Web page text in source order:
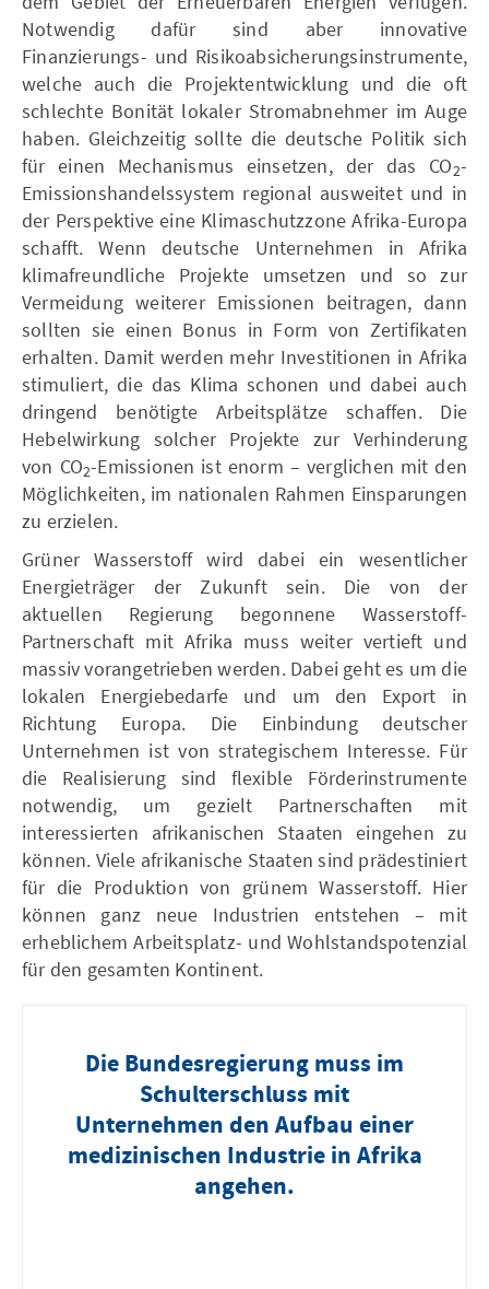
Notwendig dafür sind aber innovative
Finanzierungs- und Risikoabsicherungsinstrumente,
welche auch die Projektentwicklung und die oft
schlechte Bonität lokaler Stromabnehmer im Auge
haben. Gleichzeitig sollte die deutsche Politik sich
für einen Mechanismus einsetzen, der das CO2-
Emissionshandelssystem regional ausweitet und in
der Perspektive eine Klimaschutzzone Afrika-Europa
schafft. Wenn deutsche Unternehmen in Afrika
klimafreundliche Projekte umsetzen und so zur
Vermeidung weiterer Emissionen beitragen, dann
sollten sie einen Bonus in Form von Zertifikaten
erhalten. Damit werden mehr Investitionen in Afrika
stimuliert, die das Klima schonen und dabei auch
dringend benötigte Arbeitsplätze schaffen. Die
Hebelwirkung solcher Projekte zur Verhinderung
von CO2-Emissionen ist enor m – verglichen mit den
Möglichkeiten, im nationalen Rahmen Einsparungen
zu erzielen.
Grüner Wasserstoff wird dabei ein wesentlicher
Energieträger der Zukunft sein. Die von der
aktuellen Regierung begonnene Wasserstoff-
Partnerschaft mit Afrika muss weiter vertieft und
massiv vorangetrieben werden. Dabei geht es um die
lokalen Energiebedarfe und um den Export in
Richtung Europa. Die Einbindung deutscher
Unternehmen ist von strategischem Interesse. Für
die Realisierung sind flexible Förderinstrumente
notwendig, um gezielt Partnerschaften mit
interessierten afrikanischen Staaten eingehen zu
können. Viele afrikanische Staaten sind prädestiniert
für die Produktion von grünem Wasserstoff. Hier
können ganz neue Industrien entstehen – mit
erheblichem Arbeitsplatz- und Wohlstandspotenzial
für den gesamten Kontinent.
Die Bundesregierung muss im
Schulterschluss mit
Unternehmen den Aufbau einer
medizinischen Industrie in Afrika
angehen.